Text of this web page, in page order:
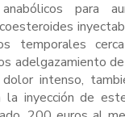
para
temporales
adelgazamiento
intenso,
la inyección de